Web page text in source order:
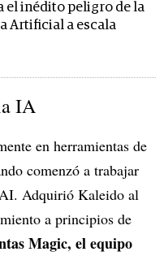
el inédito peligro de la
Artificial a escala
IA
en herramientas de
comenzó a trabajar
Adquirió Kaleido al
a principios de
Magic, el equipo